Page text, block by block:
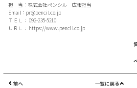
担 当：株式会社ペンシル 広報担当
Email： pr@pencil.co.jp
ＴＥＬ： 092-235-5210
ＵＲＬ： https://www.pencil.co.jp
前へ 一覧に戻る